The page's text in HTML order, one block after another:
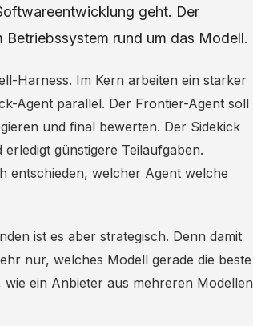
geht. Der
rund um das Modell.
Harness. Im Kern arbeiten ein starker
Agent parallel. Der Frontier-Agent soll
und final bewerten. Der Sidekick
günstigere Teilaufgaben.
entschieden, welcher Agent welche
ist es aber strategisch. Denn damit
nur, welches Modell gerade die beste
ein Anbieter aus mehreren Modellen